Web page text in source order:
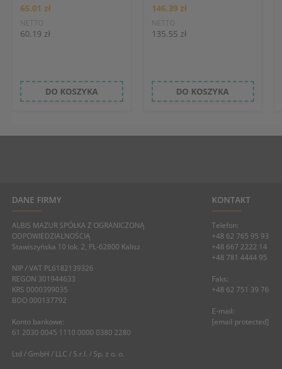
65.01 zł
NETTO
60.19 zł
DO KOSZYKA
146.39 zł
NETTO
135.55 zł
DO KOSZYKA
DANE FIRMY
ALBIS MAZUR SPÓŁKA Z OGRANICZONĄ
ODPOWIEDZIALNOŚCIĄ
Stawiszyńska 10 lok. 2, PL-62800 Kalisz
NIP / VAT PL6182139326
REGON 301944633
KRS 0000399035
BDO 000137792
Konto bankowe:
61 2030 0045 1110 0000 0380 2280
Ltd / GmbH / LLC / S.r.l. / Sp. z o. o.
KONTAKT
Telefon:
+48 62 765 95 93
+48 667 2222 14
+48 781 4444 95
Faks:
+48 62 751 39 76
E-mail:
[email protected]